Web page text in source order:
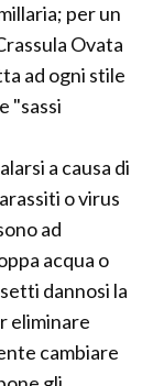
per un
Ovata
ad ogni stile
"sassi
a causa di
o virus
ad
acqua o
dannosi la
eliminare
cambiare